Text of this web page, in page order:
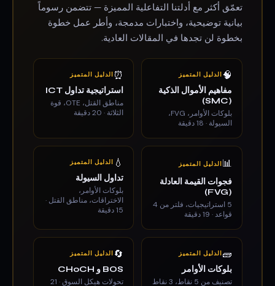
تعمّق أكثر مع أدلتنا التفاعلية المميزة — تتضمن رسوماً
بيانية توضيحية، واختبارات مدمجة، وأطر عمل خطوة
بخطوة لن تجدها في المقالات العادية.
🧠 الدليل المتميز
مفاهيم الأموال الذكية
(SMC)
بلوكات الأوامر، FVG،
السيولة · 18 دقيقة
⏰ الدليل المتميز
استراتيجية تداول ICT
مناطق القتل، OTE، قوة
الثلاثة · 20 دقيقة
📊 الدليل المتميز
فجوات القيمة العادلة
(FVG)
5 استراتيجيات، فلتر من 4
قواعد · 19 دقيقة
💧 الدليل المتميز
تداول السيولة
بلوكات الأوامر،
الاختراقات، مناطق القتل ·
15 دقيقة
🧱 الدليل المتميز
بلوكات الأوامر
تصنيف من 5 نقاط، 3 نقاط
🔄 الدليل المتميز
BOS و CHoCH
تحولات هيكل السوق · 21